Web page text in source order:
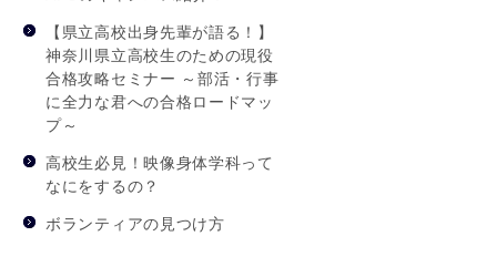
【県立高校出身先輩が語る！】
神奈川県立高校生のための現役
合格攻略セミナー ～部活・行事
に全力な君への合格ロードマッ
プ～
高校生必見！映像身体学科って
なにをするの？
ボランティアの見つけ方